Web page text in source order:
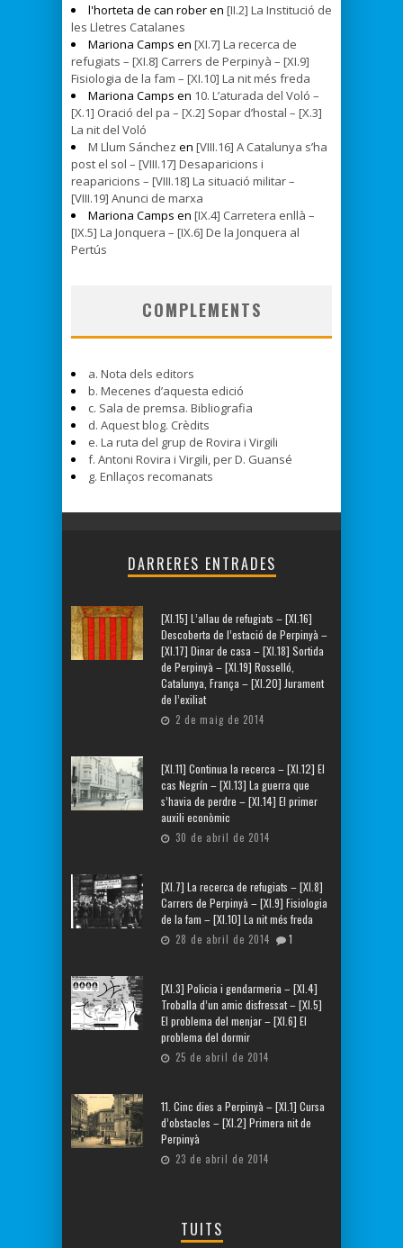
l'horteta de can rober en [II.2] La Institució de
les Lletres Catalanes
Mariona Camps en [XI.7] La recerca de
refugiats – [XI.8] Carrers de Perpinyà – [XI.9]
Fisiologia de la fam – [XI.10] La nit més freda
Mariona Camps en 10. L’aturada del Voló –
[X.1] Oració del pa – [X.2] Sopar d’hostal – [X.3]
La nit del Voló
M Llum Sánchez en [VIII.16] A Catalunya s’ha
post el sol – [VIII.17] Desaparicions i
reaparicions – [VIII.18] La situació militar –
[VIII.19] Anunci de marxa
Mariona Camps en [IX.4] Carretera enllà –
[IX.5] La Jonquera – [IX.6] De la Jonquera al
Pertús
COMPLEMENTS
a. Nota dels editors
b. Mecenes d’aquesta edició
c. Sala de premsa. Bibliografia
d. Aquest blog. Crèdits
e. La ruta del grup de Rovira i Virgili
f. Antoni Rovira i Virgili, per D. Guansé
g. Enllaços recomanats
DARRERES ENTRADES
[XI.15] L’allau de refugiats – [XI.16]
Descoberta de l’estació de Perpinyà –
[XI.17] Dinar de casa – [XI.18] Sortida
de Perpinyà – [XI.19] Rosselló,
Catalunya, França – [XI.20] Jurament
de l’exiliat
2 de maig de 2014
[XI.11] Continua la recerca – [XI.12] El
cas Negrín – [XI.13] La guerra que
s’havia de perdre – [XI.14] El primer
auxili econòmic
30 de abril de 2014
[XI.7] La recerca de refugiats – [XI.8]
Carrers de Perpinyà – [XI.9] Fisiologia
de la fam – [XI.10] La nit més freda
28 de abril de 2014 1
[XI.3] Policia i gendarmeria – [XI.4]
Troballa d’un amic disfressat – [XI.5]
El problema del menjar – [XI.6] El
problema del dormir
25 de abril de 2014
11. Cinc dies a Perpinyà – [XI.1] Cursa
d’obstacles – [XI.2] Primera nit de
Perpinyà
23 de abril de 2014
TUITS